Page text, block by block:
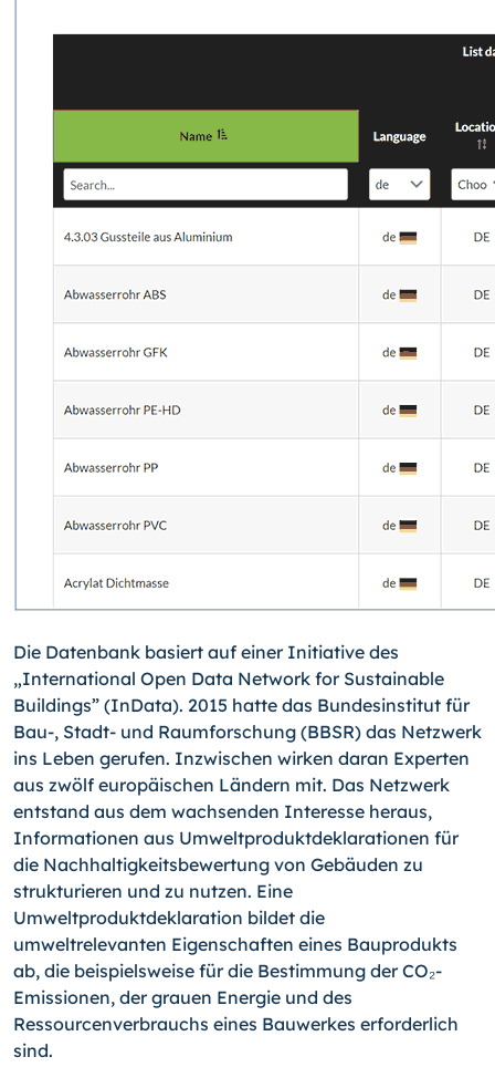
Die Datenbank basiert auf einer Initiative des
„International Open Data Network for Sustainable
Buildings” (InData). 2015 hatte das Bundesinstitut für
Bau-, Stadt- und Raumforschung (BBSR) das Netzwerk
ins Leben gerufen. Inzwischen wirken daran Experten
aus zwölf europäischen Ländern mit. Das Netzwerk
entstand aus dem wachsenden Interesse heraus,
Informationen aus Umweltproduktdeklarationen für
die Nachhaltigkeitsbewertung von Gebäuden zu
strukturieren und zu nutzen. Eine
Umweltproduktdeklaration bildet die
umweltrelevanten Eigenschaften eines Bauprodukts
ab, die beispielsweise für die Bestimmung der CO₂-
Emissionen, der grauen Energie und des
Ressourcenverbrauchs eines Bauwerkes erforderlich
sind.